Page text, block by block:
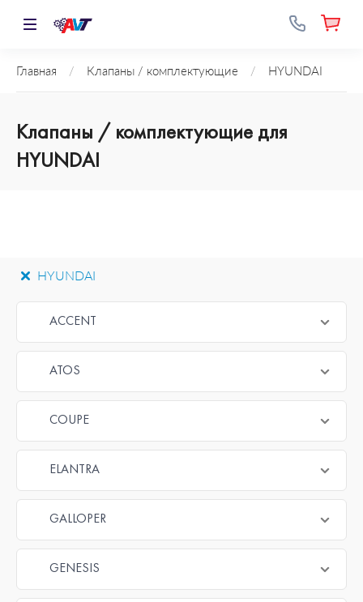
Главная / Клапаны / комплектующие / HYUNDAI
Клапаны / комплектующие для
HYUNDAI
HYUNDAI
ACCENT
ATOS
COUPE
ELANTRA
GALLOPER
GENESIS